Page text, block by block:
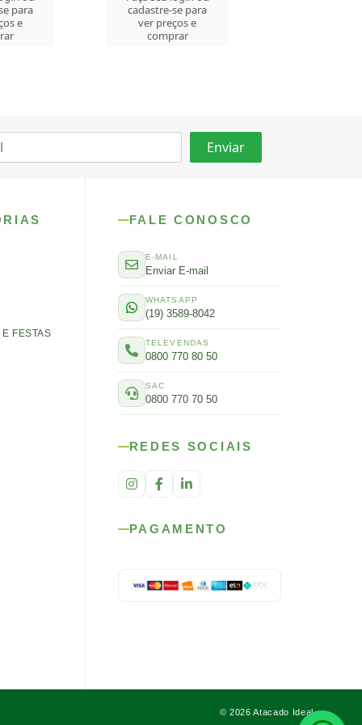
para
e
cadastre-se para
ver preços e
comprar
FESTAS
FALE CONOSCO
E-MAIL
Enviar E-mail
WHATSAPP
(19) 3589-8042
TELEVENDAS
0800 770 80 50
SAC
0800 770 70 50
REDES SOCIAIS
PAGAMENTO
© 2026 Atacado Ideal